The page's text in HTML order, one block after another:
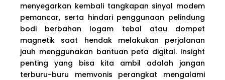
menyegarkan kembali tangkapan sinyal modem
pemancar, serta hindari penggunaan pelindung
bodi berbahan logam tebal atau dompet
magnetik saat hendak melakukan perjalanan
jauh menggunakan bantuan peta digital. Insight
penting yang bisa kita ambil adalah jangan
terburu-buru memvonis perangkat mengalami